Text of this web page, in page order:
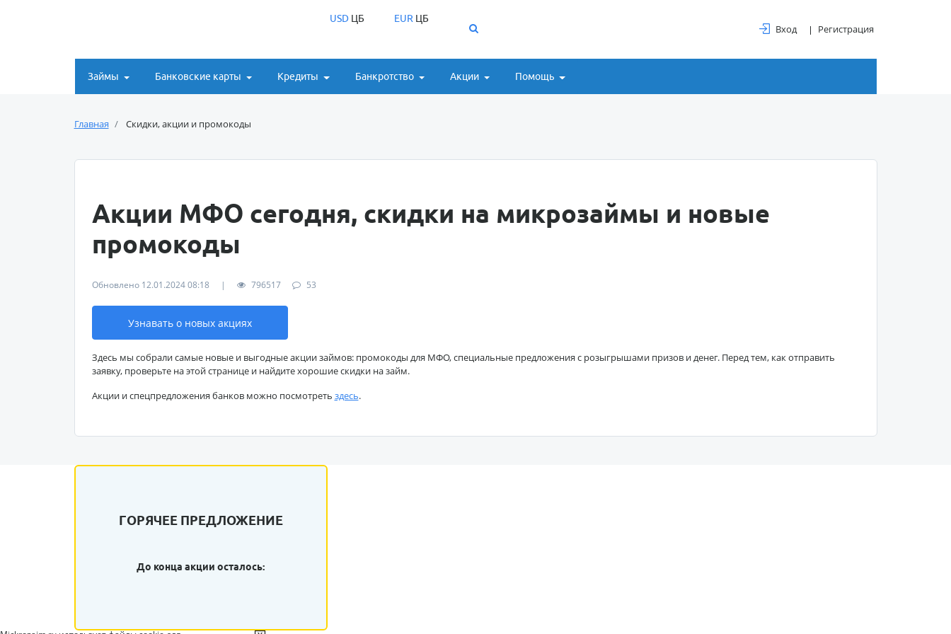
USDЦБ EUR ЦБ
Вход Регистрация
Займы Банковские карты Кредиты Банкротство Акции Помощь
Главная Скидки, акции и промокоды
Акции МФО сегодня, скидки на микрозаймы и новые
промокоды
Обновлено 12.01.2024 08:18 | 796517 53
Узнавать о новых акциях
Здесь мы собрали самые новые и выгодные акции займов: промокоды для МФО, специальные предложения с розыгрышами призов и денег. Перед тем, как отправить
заявку, проверьте на этой странице и найдите хорошие скидки на займ.
Акции и спецпредложения банков можно посмотреть здесь.
ГОРЯЧЕЕ ПРЕДЛОЖЕНИЕ
До конца акции осталось: